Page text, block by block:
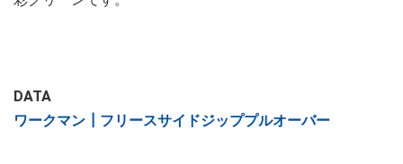
DATA
ワークマン┃フリースサイドジッププルオーバー